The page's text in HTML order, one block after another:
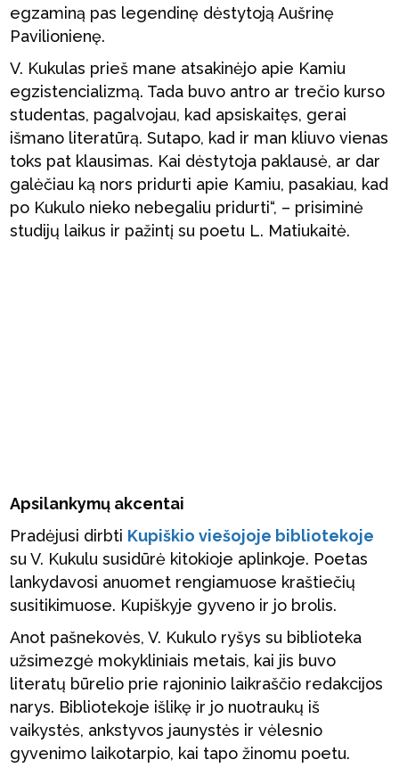
egzaminą pas legendinę dėstytoją Aušrinę
Pavilionienę.
V. Kukulas prieš mane atsakinėjo apie Kamiu
egzistencializmą. Tada buvo antro ar trečio kurso
studentas, pagalvojau, kad apsiskaitęs, gerai
išmano literatūrą. Sutapo, kad ir man kliuvo vienas
toks pat klausimas. Kai dėstytoja paklausė, ar dar
galėčiau ką nors pridurti apie Kamiu, pasakiau, kad
po Kukulo nieko nebegaliu pridurti“, – prisiminė
studijų laikus ir pažintį su poetu L. Matiukaitė.
Apsilankymų akcentai
Pradėjusi dirbti Kupiškio viešojoje bibliotekoje
su V. Kukulu susidūrė kitokioje aplinkoje. Poetas
lankydavosi anuomet rengiamuose kraštiečių
susitikimuose. Kupiškyje gyveno ir jo brolis.
Anot pašnekovės, V. Kukulo ryšys su biblioteka
užsimezgė mokykliniais metais, kai jis buvo
literatų būrelio prie rajoninio laikraščio redakcijos
narys. Bibliotekoje išlikę ir jo nuotraukų iš
vaikystės, ankstyvos jaunystės ir vėlesnio
gyvenimo laikotarpio, kai tapo žinomu poetu.